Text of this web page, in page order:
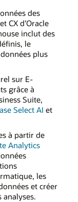
des
CX d’Oracle
inclut des
le
plus
sur E-
grâce à
Suite,
Select AI et
à partir de
Analytics
les
et créer